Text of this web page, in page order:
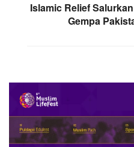
Islamic Relief
Gempa